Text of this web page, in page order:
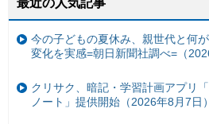
今の子どもの夏休み、親世代と何
変化を実感=朝日新聞社調べ=（
クリサク、暗記・学習計画アプリ
ノート」提供開始（2026年8月7日）